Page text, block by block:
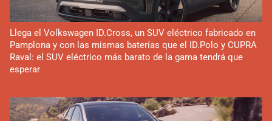
Llega el Volkswagen ID.Cross, un SUV eléctrico fabricado en
Pamplona y con las mismas baterías que el ID.Polo y CUPRA
Raval: el SUV eléctrico más barato de la gama tendrá que
esperar